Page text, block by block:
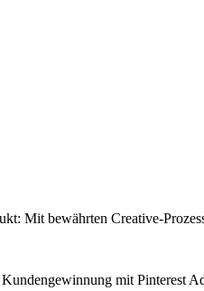
Mit bewährten Creative-
mit Pinterest